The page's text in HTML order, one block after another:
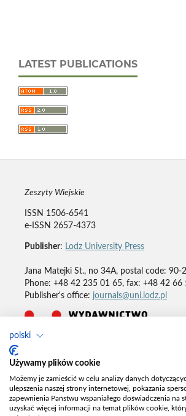
polski
Używamy plików cookie
Możemy je zamieścić w celu analizy danych
ulepszenia naszej strony internetowej, pokazania
zapewnienia Państwu wspaniałego doświadczenia na
uzyskać więcej informacji na temat plików cookie,
LATEST PUBLICATIONS
Zeszyty Wiejskie
ISSN 1506-6541
e-ISSN 2657-4373
Publisher: Lodz University Press
Jana Matejki St., no 34A, postal code: 90-
Phone: +48 42 235 01 65, fax: +48 42 66
Publisher's office: journals@uni.lodz.pl
Deklaracja dostępności